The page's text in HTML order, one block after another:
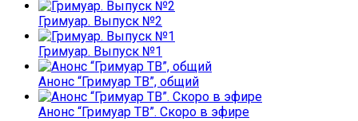
Гримуар. Выпуск №2
Гримуар. Выпуск №1
Анонс “Гримуар ТВ”, общий
Анонс “Гримуар ТВ”. Скоро в эфире